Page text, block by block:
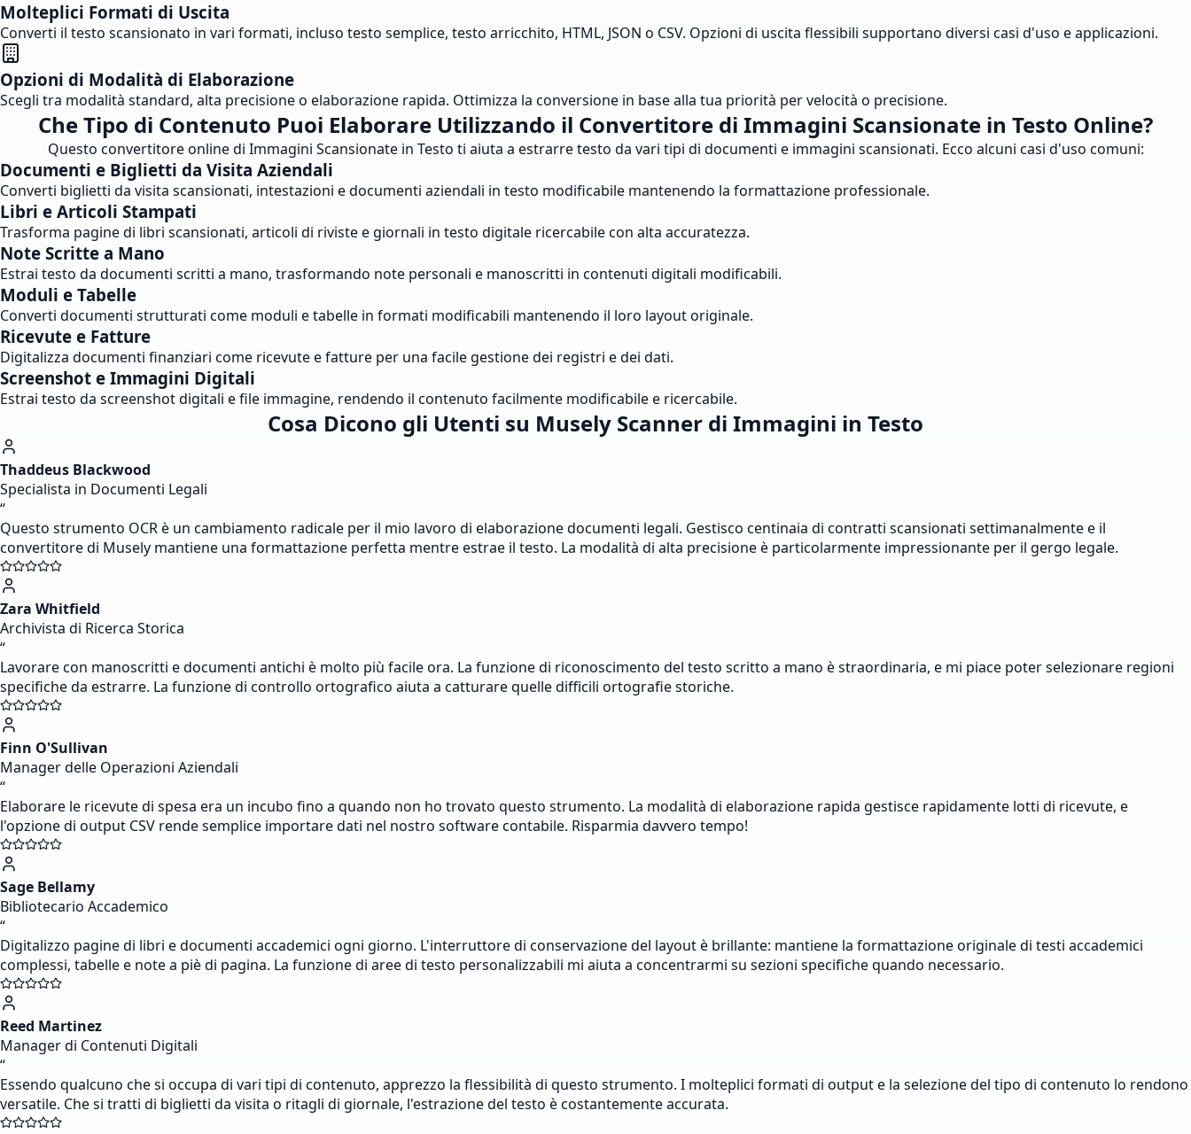
Molteplici Formati di Uscita
Converti il testo scansionato in vari formati, incluso testo semplice, testo arricchito, HTML, JSON o CSV. Opzioni di uscita flessibili supportano diversi casi d'uso e applicazioni.
Opzioni di Modalità di Elaborazione
Scegli tra modalità standard, alta precisione o elaborazione rapida. Ottimizza la conversione in base alla tua priorità per velocità o precisione.
Che Tipo di Contenuto Puoi Elaborare Utilizzando il Convertitore di Immagini Scansionate in Testo Online?
Questo convertitore online di Immagini Scansionate in Testo ti aiuta a estrarre testo da vari tipi di documenti e immagini scansionati. Ecco alcuni casi d'uso comuni:
Documenti e Biglietti da Visita Aziendali
Converti biglietti da visita scansionati, intestazioni e documenti aziendali in testo modificabile mantenendo la formattazione professionale.
Libri e Articoli Stampati
Trasforma pagine di libri scansionati, articoli di riviste e giornali in testo digitale ricercabile con alta accuratezza.
Note Scritte a Mano
Estrai testo da documenti scritti a mano, trasformando note personali e manoscritti in contenuti digitali modificabili.
Moduli e Tabelle
Converti documenti strutturati come moduli e tabelle in formati modificabili mantenendo il loro layout originale.
Ricevute e Fatture
Digitalizza documenti finanziari come ricevute e fatture per una facile gestione dei registri e dei dati.
Screenshot e Immagini Digitali
Estrai testo da screenshot digitali e file immagine, rendendo il contenuto facilmente modificabile e ricercabile.
Cosa Dicono gli Utenti su Musely Scanner di Immagini in Testo
Thaddeus Blackwood
Specialista in Documenti Legali
“
Questo strumento OCR è un cambiamento radicale per il mio lavoro di elaborazione documenti legali. Gestisco centinaia di contratti scansionati settimanalmente e il
convertitore di Musely mantiene una formattazione perfetta mentre estrae il testo. La modalità di alta precisione è particolarmente impressionante per il gergo legale.
Zara Whitfield
Archivista di Ricerca Storica
“
Lavorare con manoscritti e documenti antichi è molto più facile ora. La funzione di riconoscimento del testo scritto a mano è straordinaria, e mi piace poter selezionare regioni
specifiche da estrarre. La funzione di controllo ortografico aiuta a catturare quelle difficili ortografie storiche.
Finn O'Sullivan
Manager delle Operazioni Aziendali
“
Elaborare le ricevute di spesa era un incubo fino a quando non ho trovato questo strumento. La modalità di elaborazione rapida gestisce rapidamente lotti di ricevute, e
l'opzione di output CSV rende semplice importare dati nel nostro software contabile. Risparmia davvero tempo!
Sage Bellamy
Bibliotecario Accademico
“
Digitalizzo pagine di libri e documenti accademici ogni giorno. L'interruttore di conservazione del layout è brillante: mantiene la formattazione originale di testi accademici
complessi, tabelle e note a piè di pagina. La funzione di aree di testo personalizzabili mi aiuta a concentrarmi su sezioni specifiche quando necessario.
Reed Martinez
Manager di Contenuti Digitali
“
Essendo qualcuno che si occupa di vari tipi di contenuto, apprezzo la flessibilità di questo strumento. I molteplici formati di output e la selezione del tipo di contenuto lo rendono
versatile. Che si tratti di biglietti da visita o ritagli di giornale, l'estrazione del testo è costantemente accurata.